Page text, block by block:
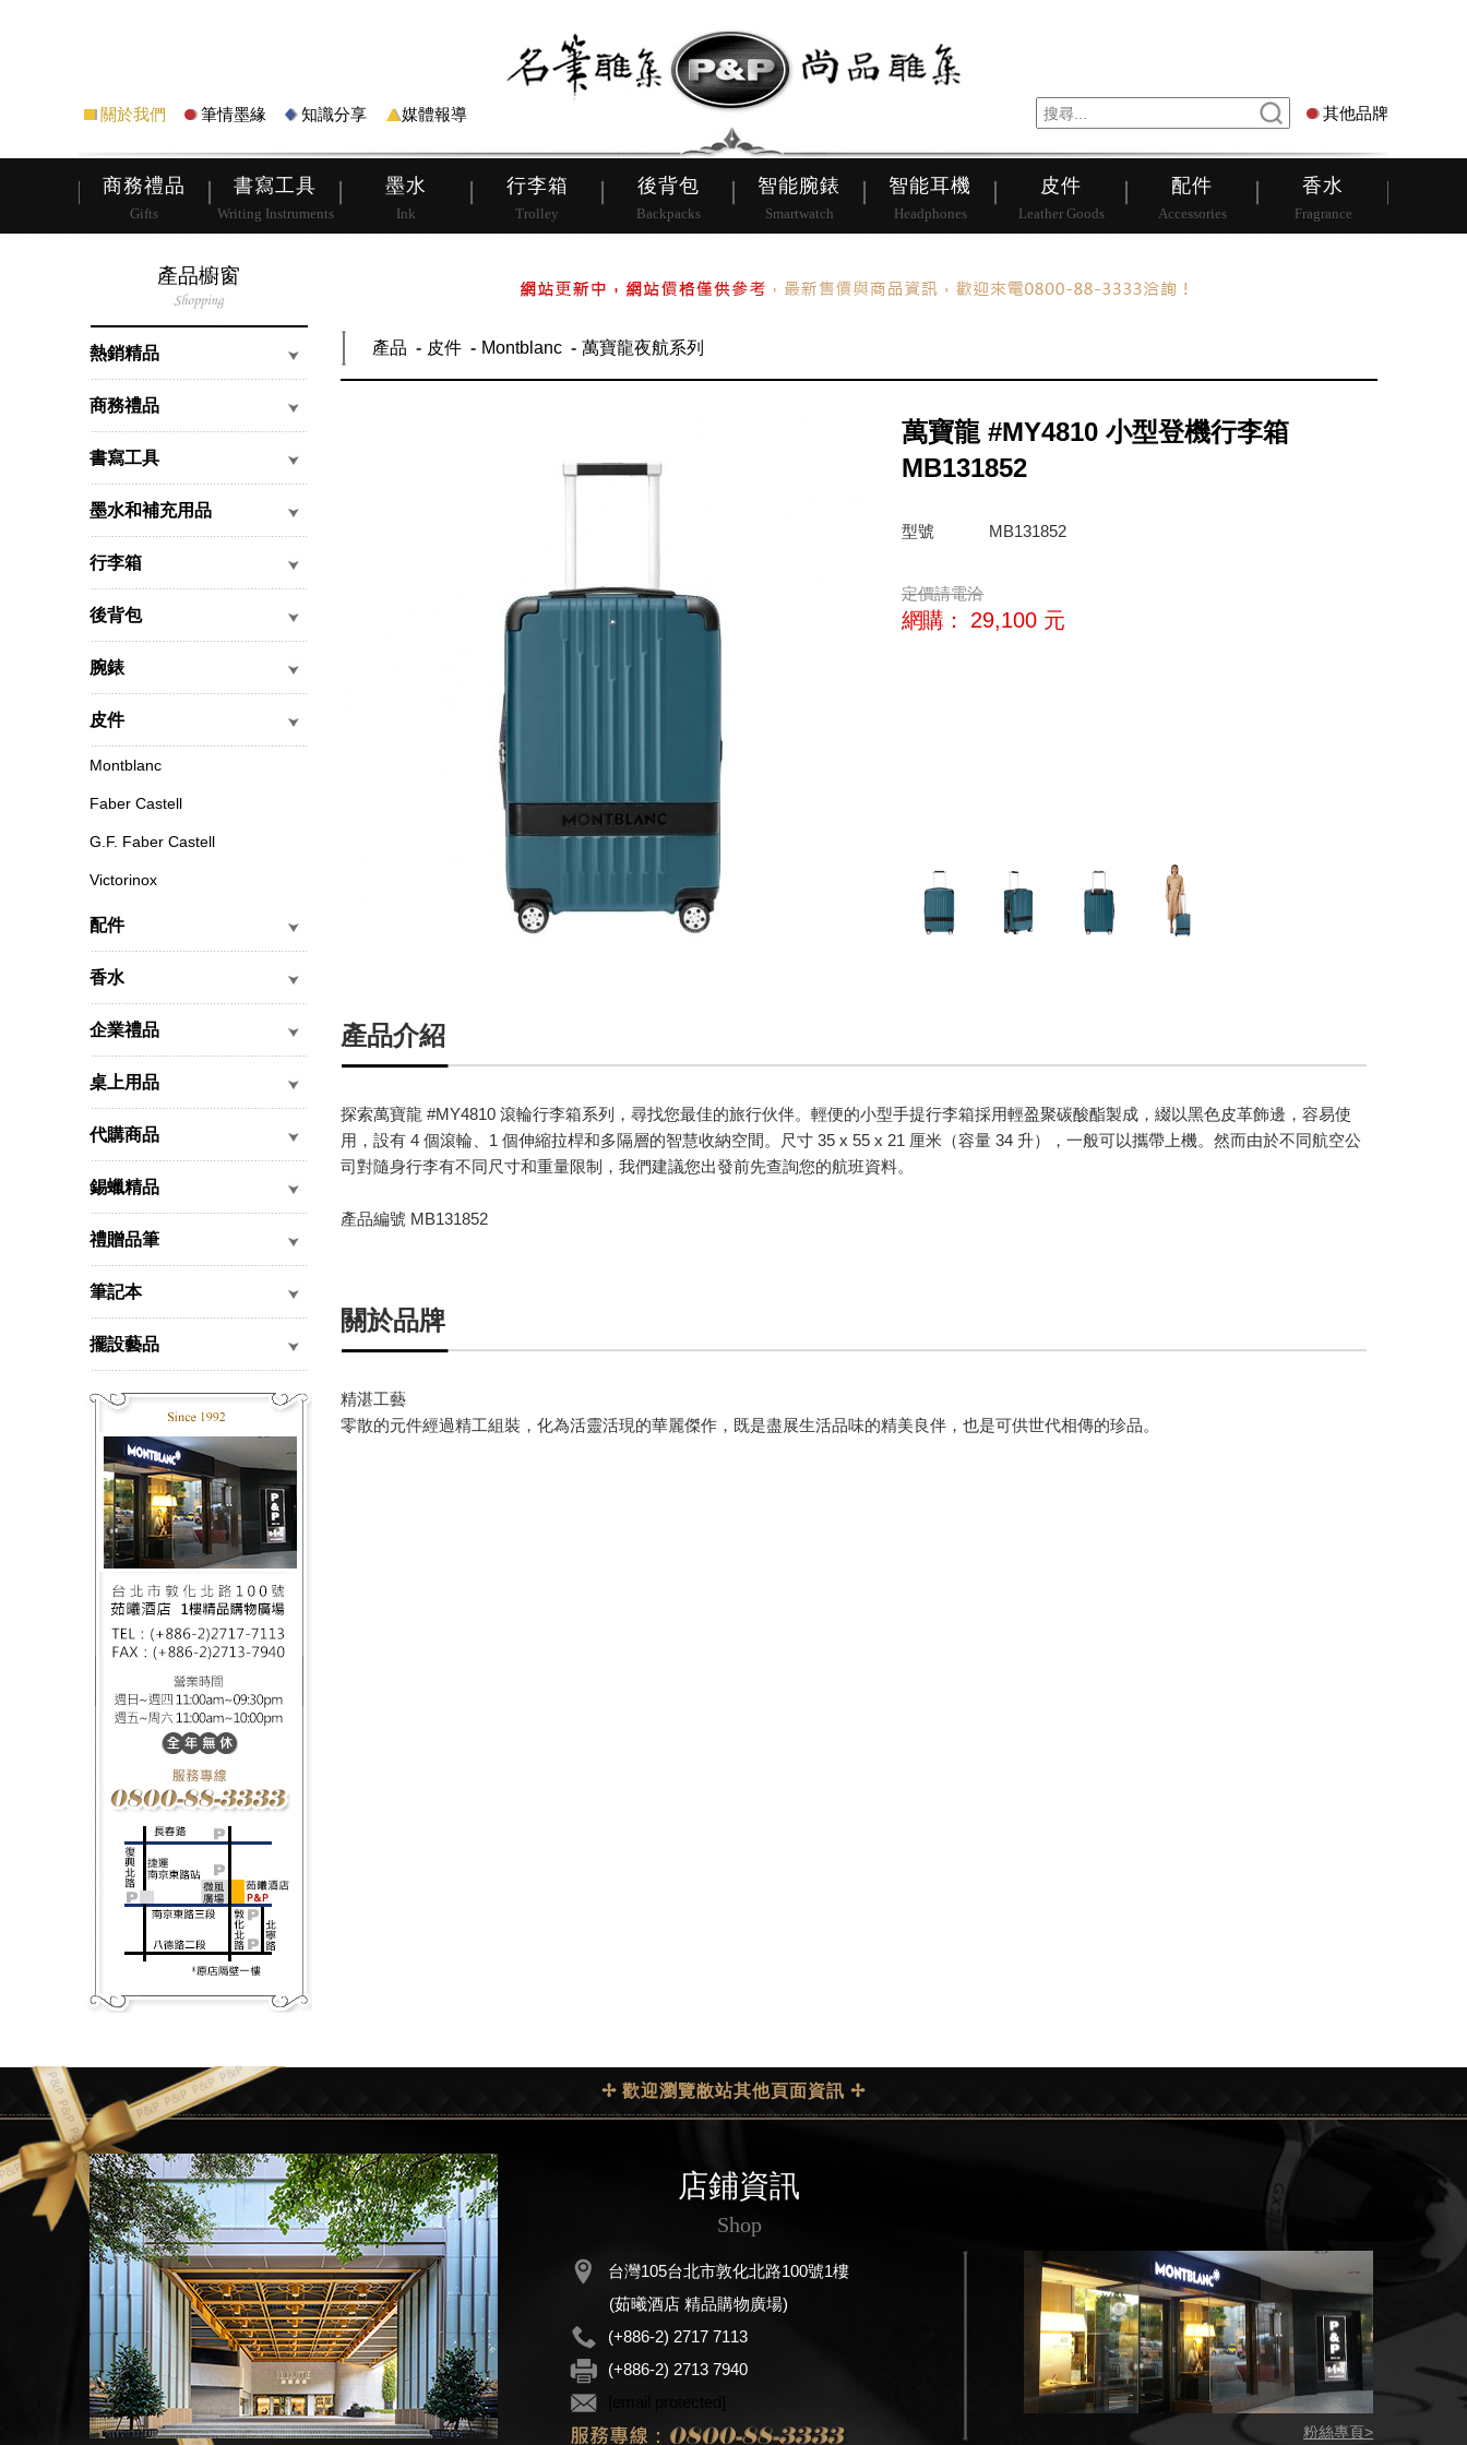
關於我們 筆情墨緣 知識分享 媒體報導 其他品牌
商務禮品
Gifts
書寫工具
Writing Instruments
墨水
Ink
行李箱
Trolley
後背包
Backpacks
智能腕錶
Smartwatch
智能耳機
Headphones
皮件
Leather Goods
配件
Accessories
香水
Fragrance
皮帶 行李箱 後背包
產品櫥窗
熱銷精品
商務禮品
書寫工具
墨水和補充用品
行李箱
後背包
腕錶
皮件
Montblanc
Faber Castell
G.F. Faber Castell
Victorinox
配件
香水
企業禮品
桌上用品
代購商品
錫蠟精品
禮贈品筆
筆記本
擺設藝品
產品 皮件 Montblanc 萬寶龍夜航系列
萬寶龍 #MY4810 小型登機行李箱
MB131852
型號 MB131852
定價請電洽
網購： 29,100 元
產品介紹
探索萬寶龍 #MY4810 滾輪行李箱系列，尋找您最佳的旅行伙伴。輕便的小型手提行李箱採用輕盈聚碳酸酯製成，綴以黑色皮革飾邊，容易使
用，設有 4 個滾輪、1 個伸縮拉桿和多隔層的智慧收納空間。尺寸 35 x 55 x 21 厘米（容量 34 升），一般可以攜帶上機。然而由於不同航空公
司對隨身行李有不同尺寸和重量限制，我們建議您出發前先查詢您的航班資料。
產品編號 MB131852
關於品牌
精湛工藝
零散的元件經過精工組裝，化為活靈活現的華麗傑作，既是盡展生活品味的精美良伴，也是可供世代相傳的珍品。
✢ 歡迎瀏覽敝站其他頁面資訊 ✢
店鋪資訊
Shop
台灣105台北市敦化北路100號1樓
(茹曦酒店 精品購物廣場)
(+886-2) 2717 7113
(+886-2) 2713 7940
粉絲專頁>